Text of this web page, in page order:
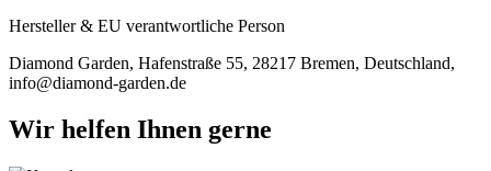
Hersteller & EU verantwortliche Person
Diamond Garden, Hafenstraße 55, 28217 Bremen, Deutschland,
info@diamond-garden.de
Wir helfen Ihnen gerne